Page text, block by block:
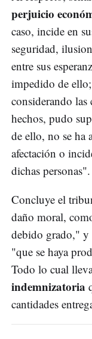
perjuicio
caso, incide en
seguridad,
entre sus
impedido de
considerando las
hechos, pudo
de ello, no se ha
afectación o
dichas personas".
Concluye el
daño moral,
debido grado," y
"que se haya
Todo lo cual
indemnizatoria
cantidades